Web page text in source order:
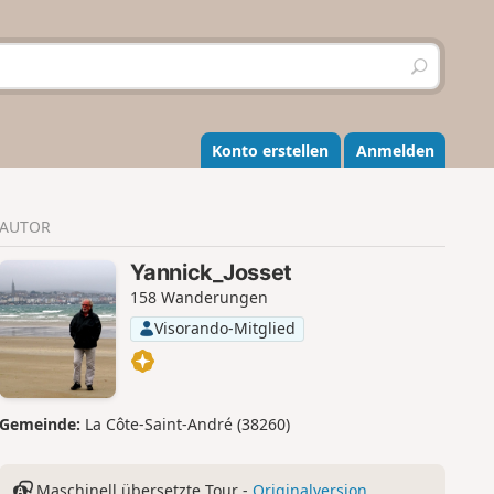
S
u
h
e
n
Konto erstellen Anmelden
Yannick_Josset
158 Wanderungen
Visorando-Mitglied
La Côte-Saint-André (38260)
Maschinell übersetzte Tour - Originalversion